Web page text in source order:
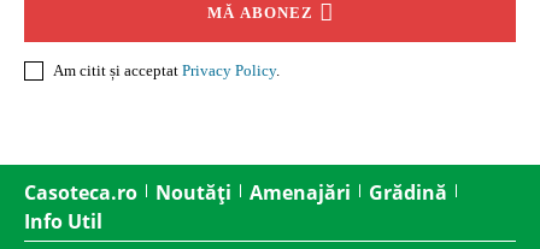
MĂ ABONEZ
Am citit și acceptat Privacy Policy.
Casoteca.ro Noutăți Amenajări
Grădină
Info Util